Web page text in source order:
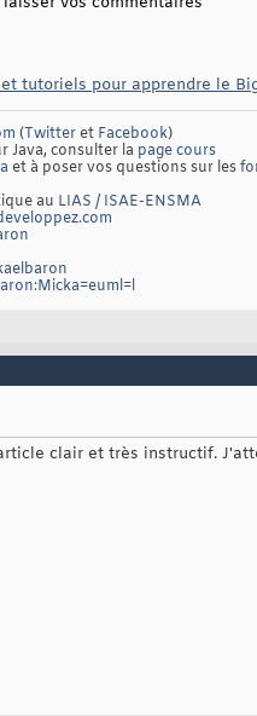
tutoriels pour apprendre le
(Twitteret Facebook)
Java, consulter la page cours
et à poser vos questions sur les
au LIAS / ISAE-ENSMA
clair et très instructif.